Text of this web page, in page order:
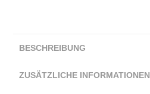
BESCHREIBUNG
ZUSÄTZLICHE INFORMATIONEN